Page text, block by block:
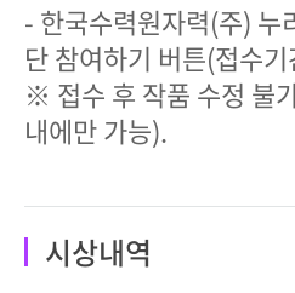
- 한국수력원자력(주)
단 참여하기 버튼(접수
※ 접수 후 작품 수정 불
내에만 가능).
시상내역